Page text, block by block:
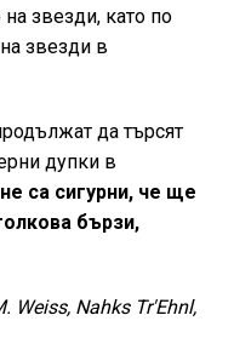
звезди, като по
звезди в
да търсят
дупки в
не са сигурни, че ще
бързи,
Weiss, Nahks Tr'Ehnl,